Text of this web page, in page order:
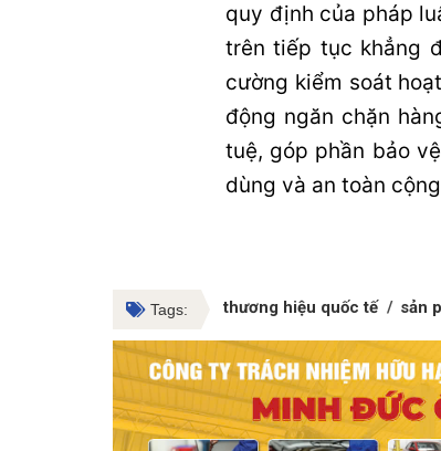
quy định của pháp
trên tiếp tục khẳng
cường kiểm soát
động ngăn chặn
tuệ, góp phần bảo
dùng và an toàn
Tags: thương hiệu quốc tế sản